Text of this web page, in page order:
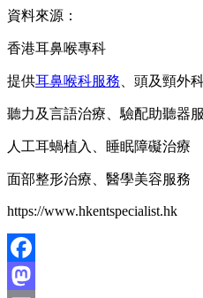
資料來源：
香港耳鼻喉專科
提供耳鼻喉科服務 、頭及頸外
聽力及言語治療、驗配助聽器
人工耳蝸植入、睡眠障礙治療
面部整形治療、醫學美容服務
https://www.hkentspecialist.hk
Facebook